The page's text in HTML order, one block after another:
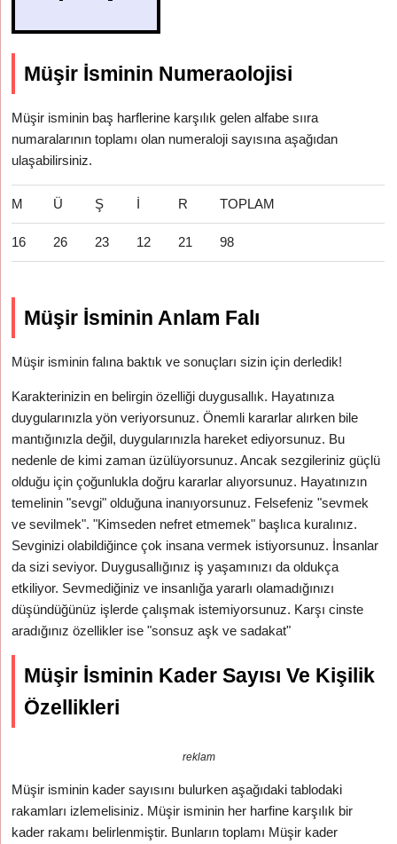
Müşir İsminin Numeraolojisi
Müşir isminin baş harflerine karşılık gelen alfabe sııra
numaralarının toplamı olan numeraloji sayısına aşağıdan
ulaşabilirsiniz.
M Ü Ş İ R TOPLAM
16 26 23 12 21 98
Müşir İsminin Anlam Falı
Müşir isminin falına baktık ve sonuçları sizin için derledik!
Karakterinizin en belirgin özelliği duygusallık. Hayatınıza
duygularınızla yön veriyorsunuz. Önemli kararlar alırken bile
mantığınızla değil, duygularınızla hareket ediyorsunuz. Bu
nedenle de kimi zaman üzülüyorsunuz. Ancak sezgileriniz güçlü
olduğu için çoğunlukla doğru kararlar alıyorsunuz. Hayatınızın
temelinin "sevgi" olduğuna inanıyorsunuz. Felsefeniz "sevmek
ve sevilmek". "Kimseden nefret etmemek" başlıca kuralınız.
Sevginizi olabildiğince çok insana vermek istiyorsunuz. İnsanlar
da sizi seviyor. Duygusallığınız iş yaşamınızı da oldukça
etkiliyor. Sevmediğiniz ve insanlığa yararlı olamadığınızı
düşündüğünüz işlerde çalışmak istemiyorsunuz. Karşı cinste
aradığınız özellikler ise "sonsuz aşk ve sadakat"
Müşir İsminin Kader Sayısı Ve Kişilik
Özellikleri
reklam
Müşir isminin kader sayısını bulurken aşağıdaki tablodaki
rakamları izlemelisiniz. Müşir isminin her harfine karşılık bir
kader rakamı belirlenmiştir. Bunların toplamı Müşir kader